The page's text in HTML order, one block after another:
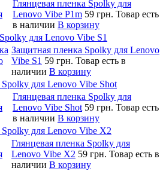
Глянцевая пленка Spolky для
Lenovo Vibe P1m 59 грн. Товар есть
в наличии В корзину
для Lenovo Vibe S1
Защитная пленка Spolky для Lenovo
Vibe S1 59 грн. Товар есть в
наличии В корзину
для Lenovo Vibe Shot
Глянцевая пленка Spolky для
Lenovo Vibe Shot 59 грн. Товар есть
в наличии В корзину
Spolky для Lenovo Vibe X2
Глянцевая пленка Spolky для
Lenovo Vibe X2 59 грн. Товар есть в
наличии В корзину